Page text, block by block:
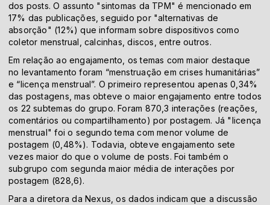
dos posts. O assunto "sintomas da TPM" é mencionado em
17% das publicações, seguido por "alternativas de
absorção" (12%) que informam sobre dispositivos como
coletor menstrual, calcinhas, discos, entre outros.
Em relação ao engajamento, os temas com maior destaque
no levantamento foram “menstruação em crises humanitárias”
e “licença menstrual”. O primeiro representou apenas 0,34%
das postagens, mas obteve o maior engajamento entre todos
os 22 subtemas do grupo. Foram 870,3 interações (reações,
comentários ou compartilhamento) por postagem. Já "licença
menstrual" foi o segundo tema com menor volume de
postagem (0,48%). Todavia, obteve engajamento sete
vezes maior do que o volume de posts. Foi também o
subgrupo com segunda maior média de interações por
postagem (828,6).
Para a diretora da Nexus, os dados indicam que a discussão